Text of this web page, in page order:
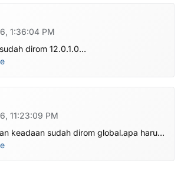
1:36:04 PM
dirom 12.0.1.0
perlu flash Rom lagi om.tolong om
11:23:09 PM
keadaan sudah dirom global.apa harus
dlu bang